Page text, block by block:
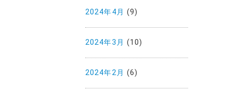
2024年4月 (9)
2024年3月 (10)
2024年2月 (6)